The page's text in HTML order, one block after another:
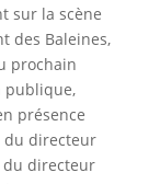
sur la scène
des Baleines,
prochain
publique,
présence
du directeur
du directeur